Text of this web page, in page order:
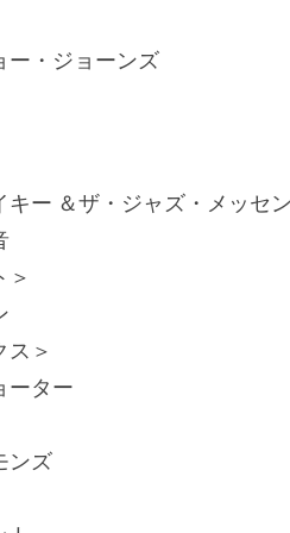
ー・ジョーンズ
ー ＆ザ・ジャズ・メッセ
＞
ス＞
ーター
ンズ